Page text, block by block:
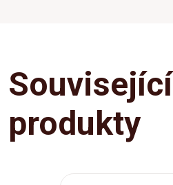
Související
produkty